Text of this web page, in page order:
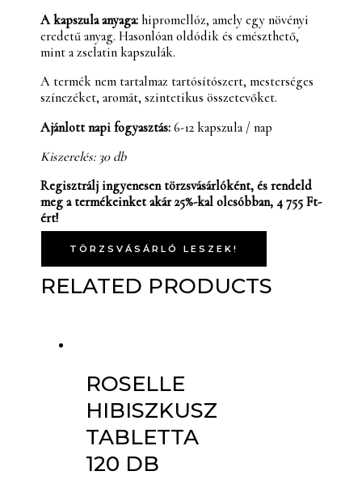
A kapszula anyaga:hipromellóz, amely egy növényi
eredetű anyag. Hasonlóan oldódik és emészthető,
mint a zselatin kapszulák.
A termék nem tartalmaz tartósítószert, mesterséges
színezéket, aromát, szintetikus összetevőket.
Ajánlott napi fogyasztás:6-12 kapszula / nap
Kiszerelés: 30 db
Regisztrálj ingyenesen törzsvásárlóként, és rendeld
meg a termékeinket akár 25%-kal olcsóbban,4 755 Ft-
ért!
TÖRZSVÁSÁRLÓ LESZEK!
RELATED PRODUCTS
ROSELLE
HIBISZKUSZ
TABLETTA
120 DB